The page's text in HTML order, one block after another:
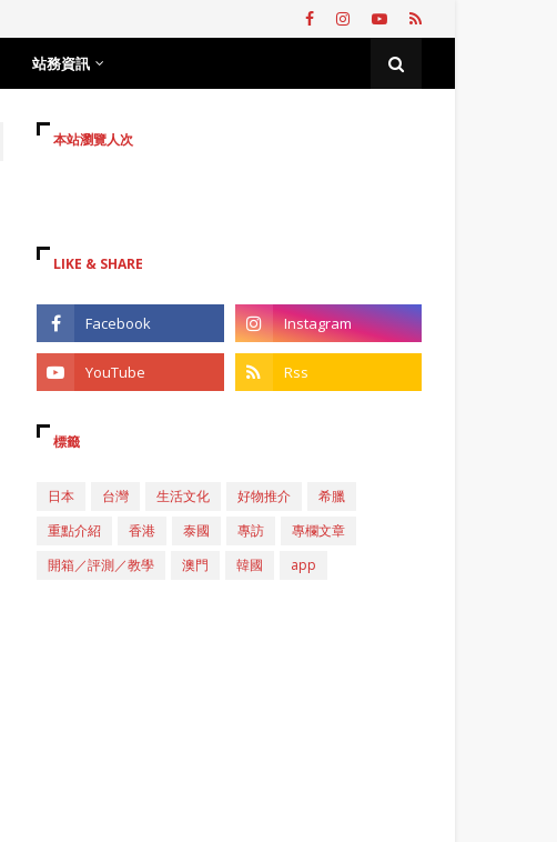
站務資訊
本站瀏覽人次
LIKE & SHARE
標籤
日本 台灣 生活文化 好物推介
希臘
重點介紹
香港 泰國 專訪
專欄文章
開箱／評測／教學
澳門 韓國 app